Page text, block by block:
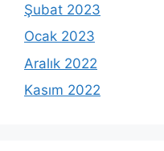
Şubat 2023
Ocak 2023
Aralık 2022
Kasım 2022